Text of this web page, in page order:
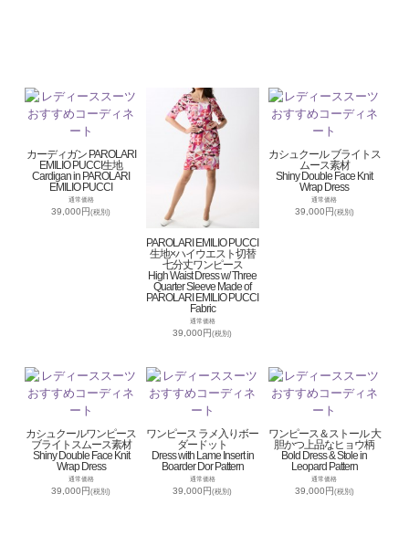
カーディガン PAROLARI
EMILIO PUCCI生地
Cardigan in PAROLARI
EMILIO PUCCI
通常価格
39,000円(税別)
PAROLARI EMILIO PUCCI
生地×ハイウエスト切替
七分丈ワンピース
High Waist Dress w/ Three
Quarter Sleeve Made of
PAROLARI EMILIO PUCCI
Fabric
通常価格
39,000円(税別)
カシュクール ブライトス
ムース素材
Shiny Double Face Knit
Wrap Dress
通常価格
39,000円(税別)
カシュクールワンピース
ブライトスムース素材
Shiny Double Face Knit
Wrap Dress
通常価格
39,000円(税別)
ワンピース ラメ入りボー
ダードット
Dress with Lame Insert in
Boarder Dor Pattern
通常価格
39,000円(税別)
ワンピース＆ストール 大
胆かつ上品なヒョウ柄
Bold Dress & Stole in
Leopard Pattern
通常価格
39,000円(税別)